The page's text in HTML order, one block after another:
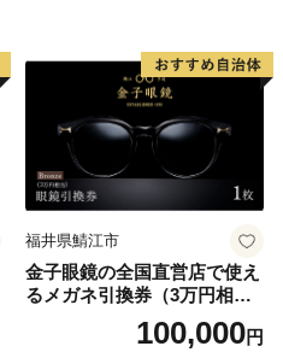
福井県鯖江市
金子眼鏡の全国直営店で使え
るメガネ引換券（3万円相
100,000円